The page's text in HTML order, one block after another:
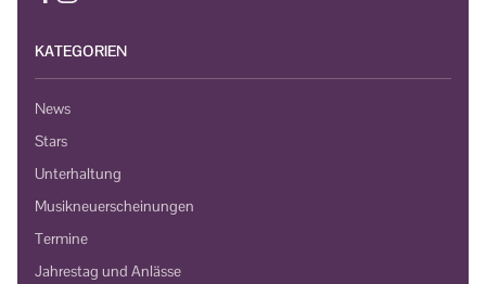
KATEGORIEN
News
Stars
Unterhaltung
Musikneuerscheinungen
Termine
Jahrestag und Anlässe